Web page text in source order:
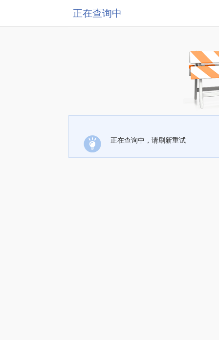
正在查询中
正在查询中，请刷新重试